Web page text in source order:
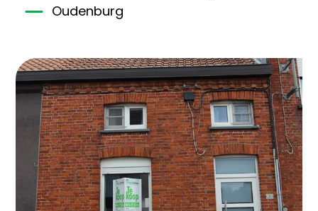
Oudenburg